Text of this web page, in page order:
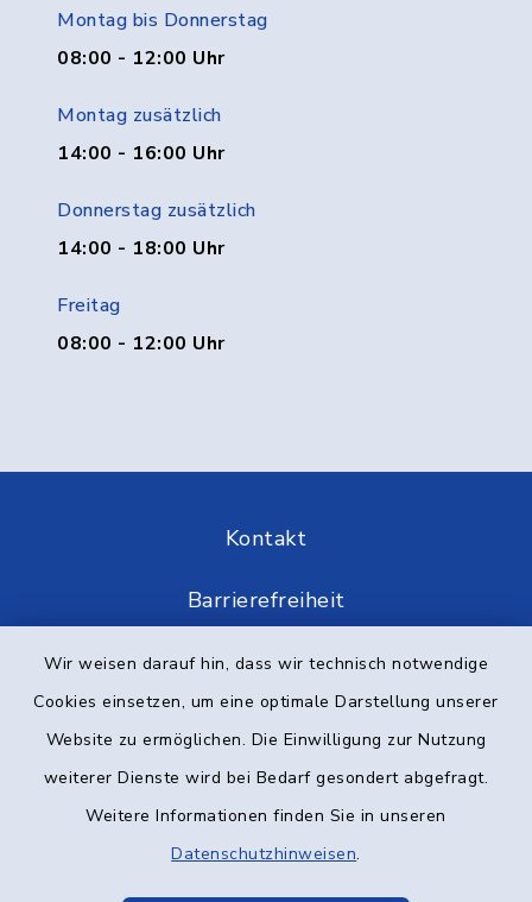
Wir weisen darauf hin, dass wir technisch notwendige
Cookies einsetzen, um eine optimale Darstellung unserer
Website zu ermöglichen. Die Einwilligung zur Nutzung
weiterer Dienste wird bei Bedarf gesondert abgefragt.
Weitere Informationen finden Sie in unseren
Datenschutzhinweisen.
Montag bis Donnerstag
08:00 - 12:00 Uhr
Montag zusätzlich
14:00 - 16:00 Uhr
Donnerstag zusätzlich
14:00 - 18:00 Uhr
Freitag
08:00 - 12:00 Uhr
Kontakt
Barrierefreiheit
Datenschutz
Elektronische Kommunikation
Sitemap